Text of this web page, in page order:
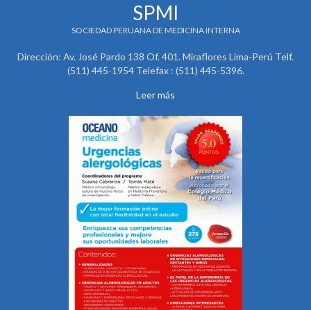
SPMI
SOCIEDAD PERUANA DE MEDICINA INTERNA
Dirección: Av. José Pardo 138 Of. 401. Miraflores Lima-Perú Telf.
(511) 445-1954 Telefax : (511) 445-5396.
Leer más